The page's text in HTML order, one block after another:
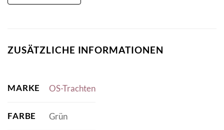
ZUSÄTZLICHE INFORMATIONEN
MARKE OS-Trachten
FARBE Grün